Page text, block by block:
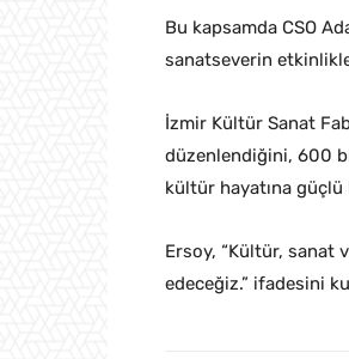
Bu kapsamda CSO
sanatseverin
İzmir Kültür Sanat
düzenlendiğini, 600
kültür hayatına güçlü
Ersoy, “Kültür, sanat
edeceğiz.” ifadesini